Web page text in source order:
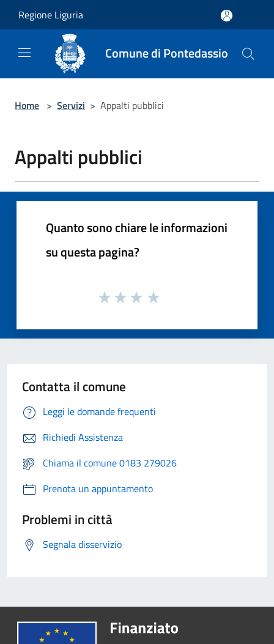
Regione Liguria
Comune di Pontedassio
Home > Servizi > Appalti pubblici
Appalti pubblici
Quanto sono chiare le informazioni
su questa pagina?
Contatta il comune
Leggi le domande frequenti
Richiedi Assistenza
Chiama il comune 0183 279026
Prenota un appuntamento
Problemi in città
Segnala disservizio